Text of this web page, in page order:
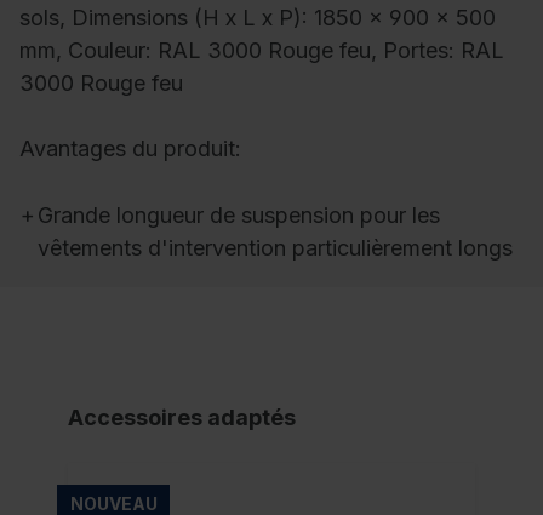
sols, Dimensions (H x L x P): 1850 x 900 x 500
mm, Couleur: RAL 3000 Rouge feu, Portes: RAL
3000 Rouge feu
Avantages du produit:
+ Grande longueur de suspension pour les
vêtements d'intervention particulièrement longs
Accessoires adaptés
NOUVEAU